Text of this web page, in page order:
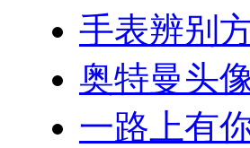
手表辨别
奥特曼头
一路上有